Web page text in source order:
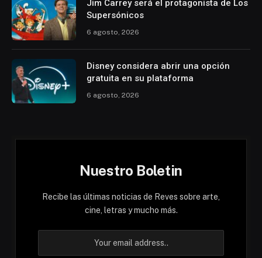
Jim Carrey será el protagonista de Los
Supersónicos
6 agosto, 2026
Disney considera abrir una opción
gratuita en su plataforma
6 agosto, 2026
Nuestro Boletin
Recibe las últimas noticias de Reves sobre arte,
cine, letras y mucho más.